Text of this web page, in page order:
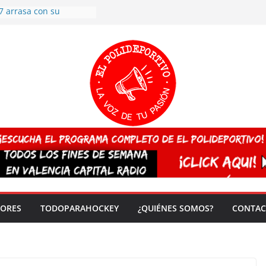
arrasa con su
España sub20
del mundo
vez!
TODOPARAHOCKEY ¿QUIÉNES SOMOS?